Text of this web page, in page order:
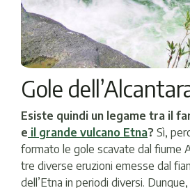
Gole
Esiste quindi un legame tra il
e il grande vulcano Etna? Sì,
formato le gole scavate dal fiume
tre diverse eruzioni emesse dal
dell’Etna in periodi diversi.